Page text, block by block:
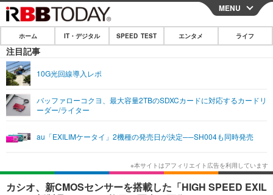
CLOSE
ホーム
IT・デジタル
ネタ
ショッピング その他
エンタメ
エンタメTOP 映画・ドラマ
韓国・芸能
音楽 スポーツ
ライフ
ライフTOP グルメ
リリース一覧
MENU
ホーム IT・デジタル SPEED TEST エンタメ ライフ
注目記事
10G光回線導入レポ
バッファローコクヨ、最大容量2TBのSDXCカードに対応するカードリ
ーダー/ライター
au「EXILIMケータイ」2機種の発売日が決定──SH004も同時発売
カシオ、新CMOSセンサーを搭載した「HIGH SPEED EXIL